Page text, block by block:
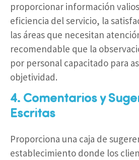
proporcionar información
eficiencia del servicio, la
las áreas que necesitan
recomendable que la
por personal capacitado para
objetividad.
4. Comentarios y
Escritas
Proporciona una caja de
establecimiento donde los